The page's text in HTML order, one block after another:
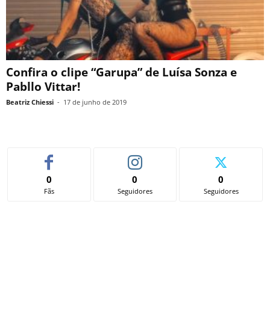
Confira o clipe “Garupa” de Luísa Sonza e
Pabllo Vittar!
Beatriz Chiessi - 17 de junho de 2019
0
Fãs
0
Seguidores
0
Seguidores